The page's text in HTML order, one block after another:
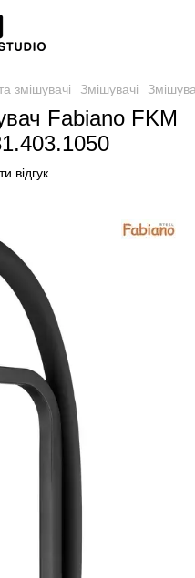
змішувачі Змішувачі
Fabiano FKM
відгук